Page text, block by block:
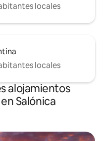
locales
locales
alojamientos
Salónica